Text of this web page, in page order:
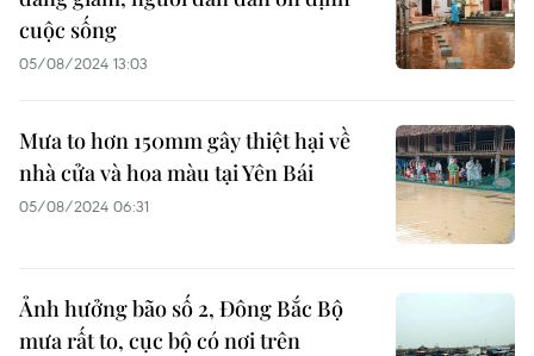
cuộc sống
05/08/2024 13:03
Mưa to hơn 150mm gây thiệt hại về
nhà cửa và hoa màu tại Yên Bái
05/08/2024 06:31
Ảnh hưởng bão số 2, Đông Bắc Bộ
mưa rất to, cục bộ có nơi trên